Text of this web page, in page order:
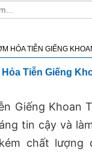
HỎA TIỄN GIẾNG
Tiễn Giếng
Giếng Khoan
tin cậy và
chất lượng